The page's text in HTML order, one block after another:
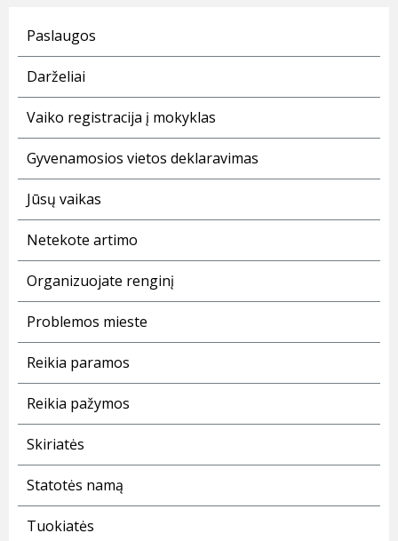
Paslaugos
Darželiai
Vaiko registracija į mokyklas
Gyvenamosios vietos deklaravimas
Jūsų vaikas
Netekote artimo
Organizuojate renginį
Problemos mieste
Reikia paramos
Reikia pažymos
Skiriatės
Statotės namą
Tuokiatės